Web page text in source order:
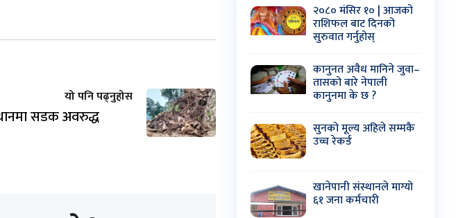
यो पनि पढ्नुहोस
सडक अवरुद्ध
२०८० मंसिर १० | आजको
राशिफल बाट दिनको
सुरुवात गर्नुहोस्
कानुनत अवैध मानिने जुवा–
तासको बारे नेपाली
कानुनमा के छ ?
सुनको मूल्य अहिले सम्मकै
उच्च रेकर्ड
खानेपानी संस्थानले माग्यो
६१ जना कर्मचारी